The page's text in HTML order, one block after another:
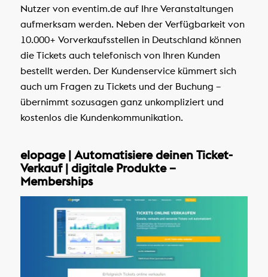
Nutzer von eventim.de auf Ihre Veranstaltungen
aufmerksam werden. Neben der Verfügbarkeit von
10.000+ Vorverkaufsstellen in Deutschland können
die Tickets auch telefonisch von Ihren Kunden
bestellt werden. Der Kundenservice kümmert sich
auch um Fragen zu Tickets und der Buchung –
übernimmt sozusagen ganz unkompliziert und
kostenlos die Kundenkommunikation.
elopage | Automatisiere deinen Ticket-
Verkauf | digitale Produkte –
Memberships